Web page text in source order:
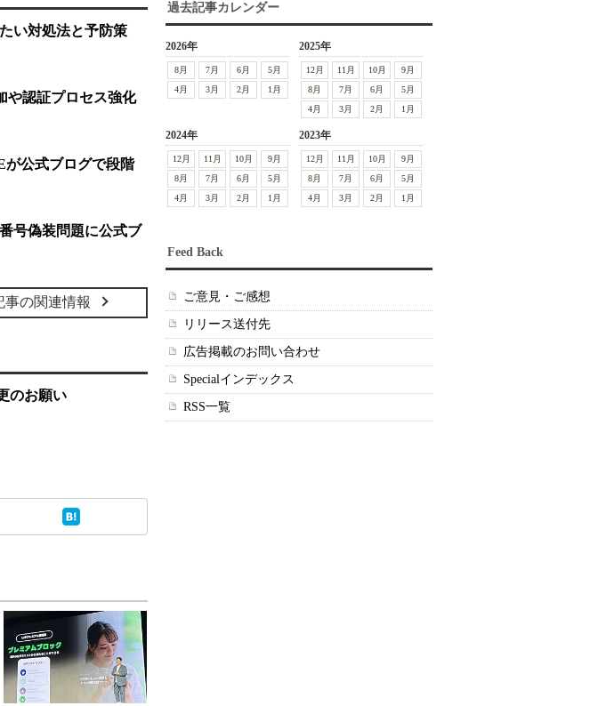
い対処法と予防策
認証プロセス強化
公式ブログで段階
号偽装問題に公式ブ
事の関連情報
のお願い
過去記事カレンダー
2026年
8月 7月 6月
5月
4月
3月 2月 1月
2025年
12月 11月 10月
9月
8月
7月 6月
5月
4月
3月 2月 1月
2024年
12月 11月 10月
9月
8月
7月 6月
5月
4月
3月 2月 1月
2023年
12月 11月 10月
9月
8月
7月 6月
5月
4月
3月 2月 1月
Feed Back
ご意見・ご感想
リリース送付先
広告掲載のお問い合わせ
Specialインデックス
RSS一覧